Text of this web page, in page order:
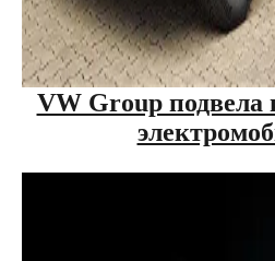
VW Group подвела